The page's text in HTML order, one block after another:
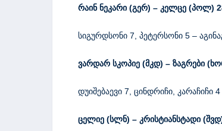
რაინ ნეკარი (გერ) – კელცე (პოლ)
სიგურდსონი 7, პეტერსონი 5 –
ვარდარ სკოპიე (მკდ) – ზაგრები (
დუიშებაევი 7, ცინდრიჩი, კარაჩიჩი
ცელიე (სლნ) – კრისტიანსტადი (შვდ